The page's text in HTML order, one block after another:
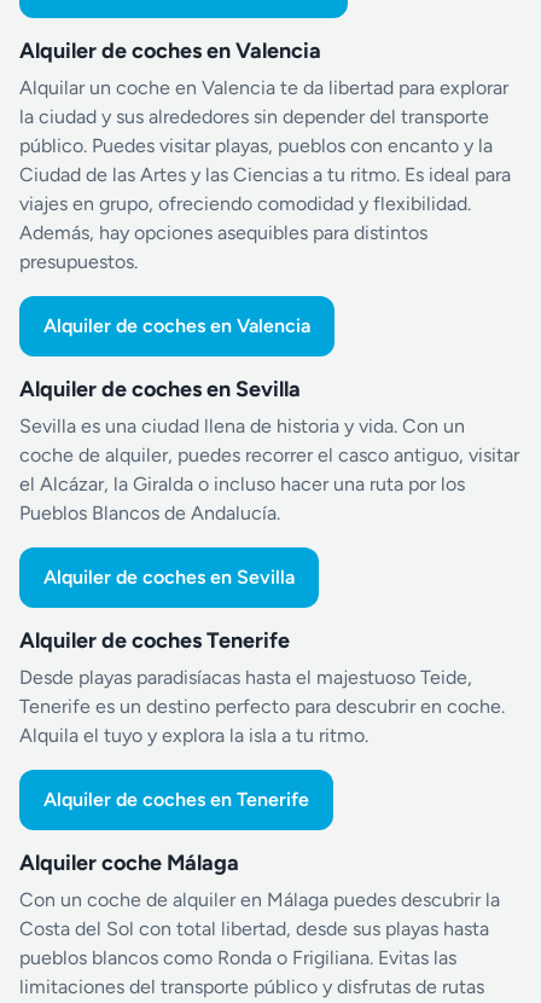
Alquiler de coches en Valencia
Alquilar un coche en Valencia te da libertad para explorar
la ciudad y sus alrededores sin depender del transporte
público. Puedes visitar playas, pueblos con encanto y la
Ciudad de las Artes y las Ciencias a tu ritmo. Es ideal para
viajes en grupo, ofreciendo comodidad y flexibilidad.
Además, hay opciones asequibles para distintos
presupuestos.
Alquiler de coches en Valencia
Alquiler de coches en Sevilla
Sevilla es una ciudad llena de historia y vida. Con un
coche de alquiler, puedes recorrer el casco antiguo, visitar
el Alcázar, la Giralda o incluso hacer una ruta por los
Pueblos Blancos de Andalucía.
Alquiler de coches en Sevilla
Alquiler de coches Tenerife
Desde playas paradisíacas hasta el majestuoso Teide,
Tenerife es un destino perfecto para descubrir en coche.
Alquila el tuyo y explora la isla a tu ritmo.
Alquiler de coches en Tenerife
Alquiler coche Málaga
Con un coche de alquiler en Málaga puedes descubrir la
Costa del Sol con total libertad, desde sus playas hasta
pueblos blancos como Ronda o Frigiliana. Evitas las
limitaciones del transporte público y disfrutas de rutas